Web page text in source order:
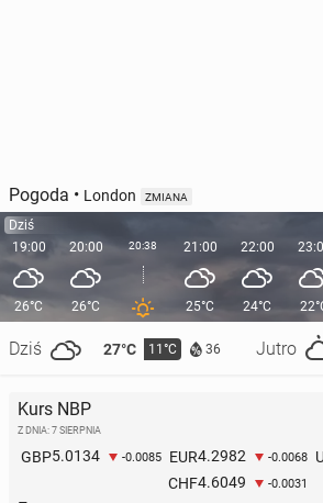
Pogoda • London ZMIANA
Dziś
19:00
26°C
Dziś 27°C 11°C 36 Jutro
20:00
26°C
20:38 21:00
25°C
22:00
24°C
Kurs NBP
Z DNIA: 7 SIERPNIA
GBP5.0134 -0.0085 EUR4.2982 -0.0068
CHF4.6049 -0.0031